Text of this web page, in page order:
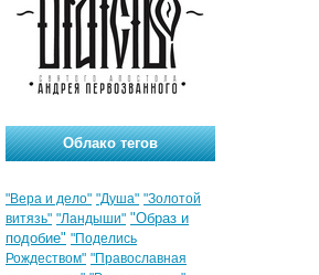
Облако тегов
"Вера и дело" "Душа" "Золотой
витязь" "Ландыши" "Образ и
подобие" "Поделись
Рождеством" "Православная